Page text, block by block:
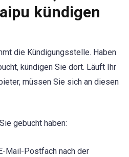
kündigen
die Kündigungsstelle. Haben
kündigen Sie dort. Läuft Ihr
müssen Sie sich an diesen
gebucht haben:
Mail-Postfach nach der